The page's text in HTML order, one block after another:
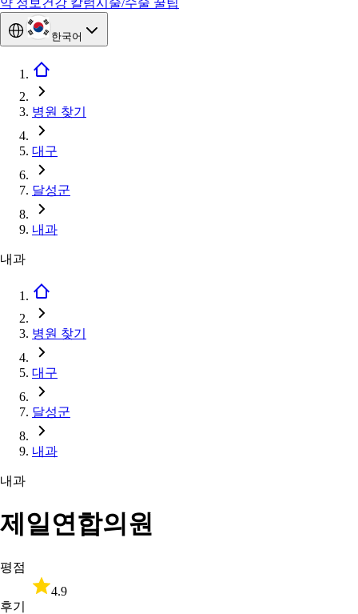
약 정보 건강 칼럼시술/수술 꿀팁
한국어
병원 찾기
대구
달성군
내과
내과
병원 찾기
대구
달성군
내과
내과
제일연합의원
평점
4.9
후기